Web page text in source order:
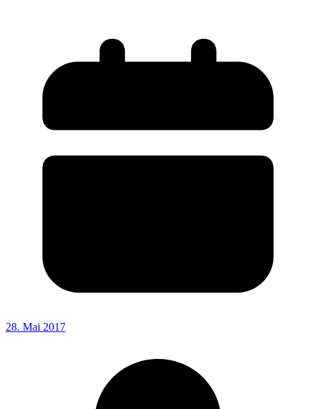
28. Mai 2017